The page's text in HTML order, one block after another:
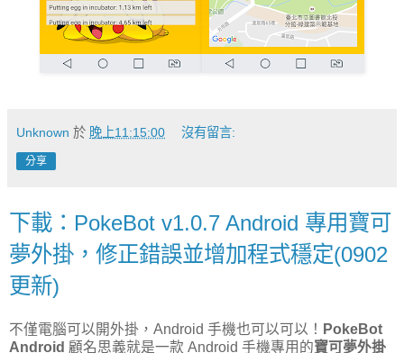
Unknown 於 晚上11:15:00 沒有留言:
分享
下載：PokeBot v1.0.7 Android 專用寶可
夢外掛，修正錯誤並增加程式穩定(0902
更新)
不僅電腦可以開外掛，Android 手機也可以可以！ PokeBot
Android 顧名思義就是一款 Android 手機專用的寶可夢外掛